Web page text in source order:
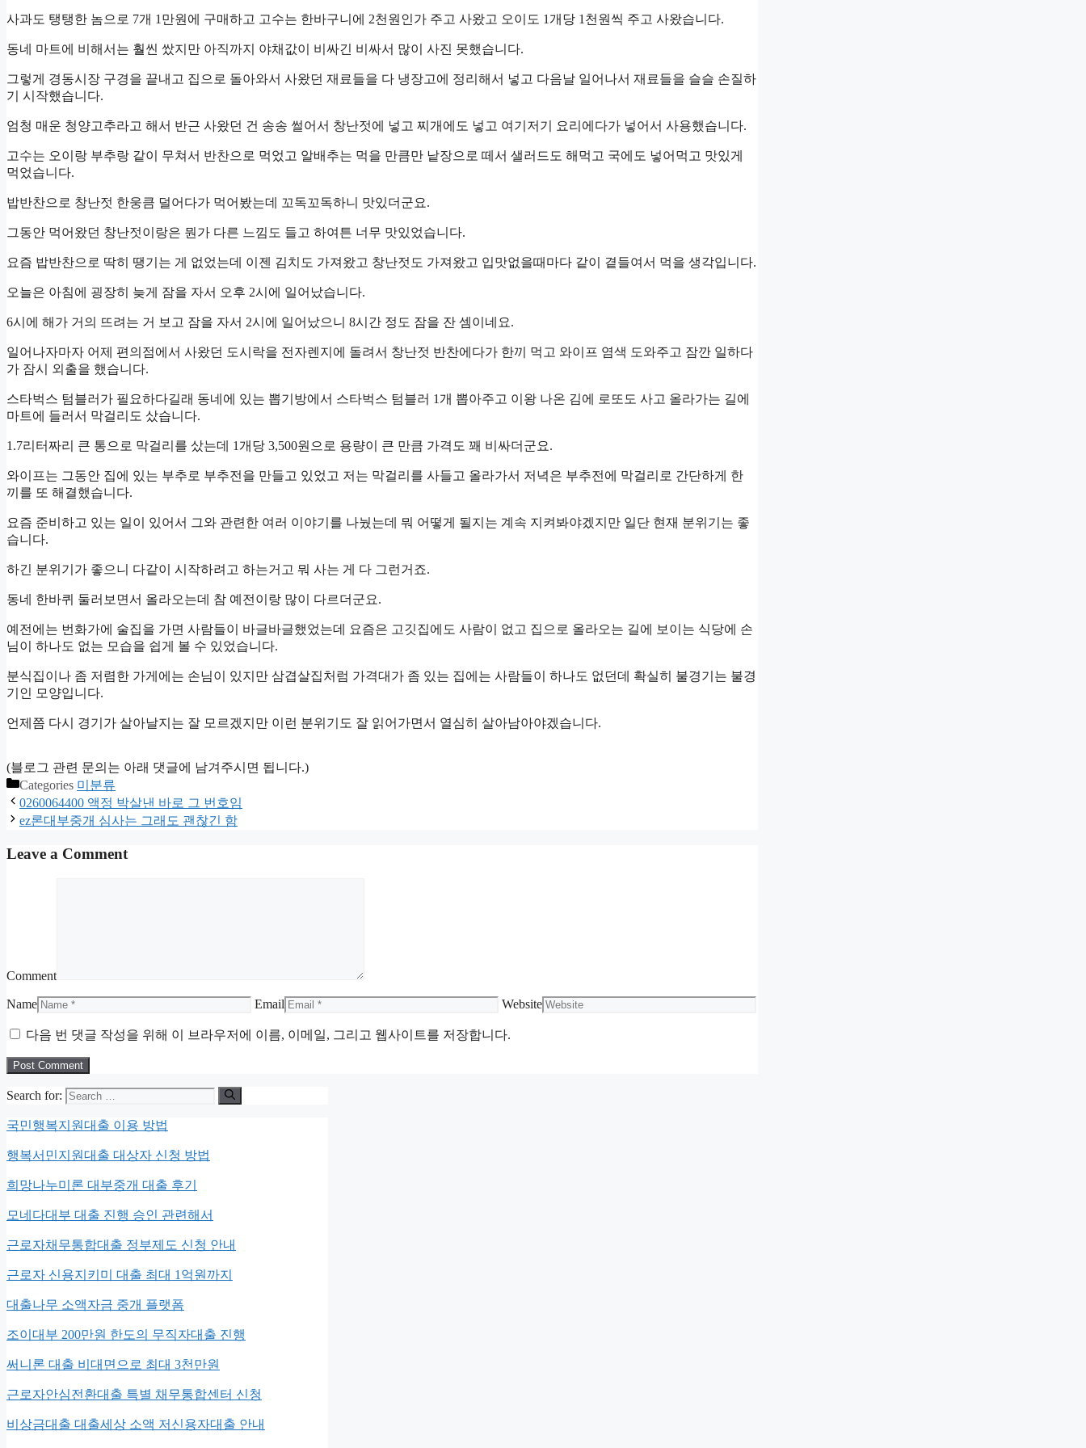
사과도 탱탱한 놈으로 7개 1만원에 구매하고 고수는 한바구니에 2천원인가 주고 사왔고 오이도 1개당 1천원씩 주고 사왔습니다.
동네 마트에 비해서는 훨씬 쌌지만 아직까지 야채값이 비싸긴 비싸서 많이 사진 못했습니다.
그렇게 경동시장 구경을 끝내고 집으로 돌아와서 사왔던 재료들을 다 냉장고에 정리해서 넣고 다음날 일어나서 재료들을 슬슬 손질하
기 시작했습니다.
엄청 매운 청양고추라고 해서 반근 사왔던 건 송송 썰어서 창난젓에 넣고 찌개에도 넣고 여기저기 요리에다가 넣어서 사용했습니다.
고수는 오이랑 부추랑 같이 무쳐서 반찬으로 먹었고 알배추는 먹을 만큼만 낱장으로 떼서 샐러드도 해먹고 국에도 넣어먹고 맛있게
먹었습니다.
밥반찬으로 창난젓 한웅큼 덜어다가 먹어봤는데 꼬독꼬독하니 맛있더군요.
그동안 먹어왔던 창난젓이랑은 뭔가 다른 느낌도 들고 하여튼 너무 맛있었습니다.
요즘 밥반찬으로 딱히 땡기는 게 없었는데 이젠 김치도 가져왔고 창난젓도 가져왔고 입맛없을때마다 같이 곁들여서 먹을 생각입니다.
오늘은 아침에 굉장히 늦게 잠을 자서 오후 2시에 일어났습니다.
6시에 해가 거의 뜨려는 거 보고 잠을 자서 2시에 일어났으니 8시간 정도 잠을 잔 셈이네요.
일어나자마자 어제 편의점에서 사왔던 도시락을 전자렌지에 돌려서 창난젓 반찬에다가 한끼 먹고 와이프 염색 도와주고 잠깐 일하다
가 잠시 외출을 했습니다.
스타벅스 텀블러가 필요하다길래 동네에 있는 뽑기방에서 스타벅스 텀블러 1개 뽑아주고 이왕 나온 김에 로또도 사고 올라가는 길에
마트에 들러서 막걸리도 샀습니다.
1.7리터짜리 큰 통으로 막걸리를 샀는데 1개당 3,500원으로 용량이 큰 만큼 가격도 꽤 비싸더군요.
와이프는 그동안 집에 있는 부추로 부추전을 만들고 있었고 저는 막걸리를 사들고 올라가서 저녁은 부추전에 막걸리로 간단하게 한
끼를 또 해결했습니다.
요즘 준비하고 있는 일이 있어서 그와 관련한 여러 이야기를 나눴는데 뭐 어떻게 될지는 계속 지켜봐야겠지만 일단 현재 분위기는 좋
습니다.
하긴 분위기가 좋으니 다같이 시작하려고 하는거고 뭐 사는 게 다 그런거죠.
동네 한바퀴 둘러보면서 올라오는데 참 예전이랑 많이 다르더군요.
예전에는 번화가에 술집을 가면 사람들이 바글바글했었는데 요즘은 고깃집에도 사람이 없고 집으로 올라오는 길에 보이는 식당에 손
님이 하나도 없는 모습을 쉽게 볼 수 있었습니다.
분식집이나 좀 저렴한 가게에는 손님이 있지만 삼겹살집처럼 가격대가 좀 있는 집에는 사람들이 하나도 없던데 확실히 불경기는 불경
기인 모양입니다.
언제쯤 다시 경기가 살아날지는 잘 모르겠지만 이런 분위기도 잘 읽어가면서 열심히 살아남아야겠습니다.
(블로그 관련 문의는 아래 댓글에 남겨주시면 됩니다.)
Categories 미분류
0260064400 액정 박살낸 바로 그 번호임
ez론대부중개 심사는 그래도 괜찮긴 함
Leave a Comment
Comment
Name Email Website
다음 번 댓글 작성을 위해 이 브라우저에 이름, 이메일, 그리고 웹사이트를 저장합니다.
Search for:
국민행복지원대출 이용 방법
행복서민지원대출 대상자 신청 방법
희망나누미론 대부중개 대출 후기
모네다대부 대출 진행 승인 관련해서
근로자채무통합대출 정부제도 신청 안내
근로자 신용지키미 대출 최대 1억원까지
대출나무 소액자금 중개 플랫폼
조이대부 200만원 한도의 무직자대출 진행
써니론 대출 비대면으로 최대 3천만원
근로자안심전환대출 특별 채무통합센터 신청
비상금대출 대출세상 소액 저신용자대출 안내